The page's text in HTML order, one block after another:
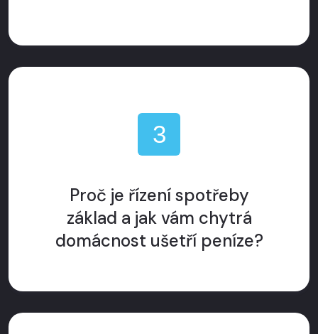
3
Proč je řízení spotřeby
základ a jak vám chytrá
domácnost ušetří peníze?